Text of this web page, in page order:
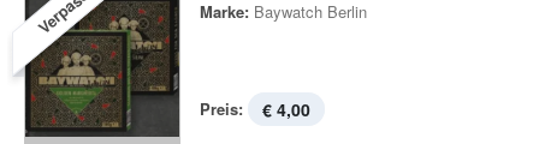
Marke: Baywatch Berlin
Preis: € 4,00